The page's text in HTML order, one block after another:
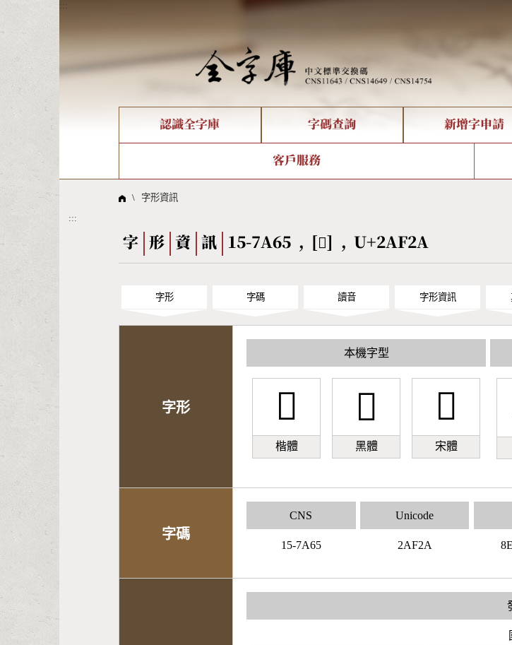
:::
認識全字庫
全字庫現況
線上教學
字碼查詢
部件查詢
倉頡查詢
Big5查詢 拼音查詢
新增字申請
造字解決方案
字形下載
客戶服務
問題集
\ 字形資訊
:::
字 形 資 訊 15-7A65 , [𪼪] , U+2AF2A
字形 字碼 讀音 字形資訊
字形
本機字型
𪼪
楷體
𪼪
黑體
𪼪
宋體
字碼
CNS
15-7A65
Unicode
2AF2A